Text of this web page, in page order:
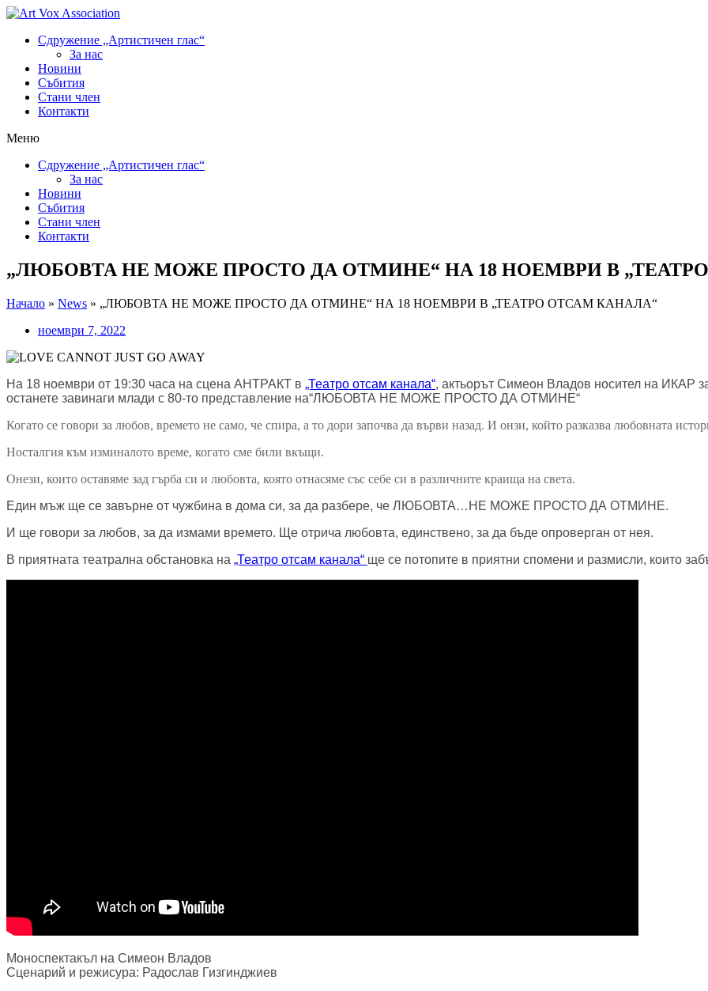
Сдружение „Артистичен глас“
За нас
Новини
Събития
Стани член
Контакти
Меню
Сдружение „Артистичен глас“
За нас
Новини
Събития
Стани член
Контакти
„ЛЮБОВТА НЕ МОЖЕ ПРОСТО ДА ОТМИНЕ“ НА 18 НОЕМВРИ В
Начало » News » „ЛЮБОВТА НЕ МОЖЕ ПРОСТО ДА ОТМИНЕ“ НА 18 НОЕМВРИ В „ТЕАТРО ОТСАМ КАНАЛА“
ноември 7, 2022
На 18 ноември от 19:30 часа на сцена АНТРАКТ в „Театро отсам канала“, актьорът Симеон Владов носител на ИКАР
останете завинаги млади с 80-то представление на“ЛЮБОВТА НЕ МОЖЕ ПРОСТО ДА ОТМИНЕ“
Когато се говори за любов, времето не само, че спира, а то дори започва да върви назад. И онзи, който разказва любовната
Носталгия към изминалото време, когато сме били вкъщи.
Онези, които оставяме зад гърба си и любовта, която отнасяме със себе си в различните краища на света.
Един мъж ще се завърне от чужбина в дома си, за да разбере, че ЛЮБОВТА…НЕ МОЖЕ ПРОСТО ДА ОТМИНЕ.
И ще говори за любов, за да измами времето. Ще отрича любовта, единствено, за да бъде опроверган от нея.
В приятната театрална обстановка на „Театро отсам канала“ ще се потопите в приятни спомени и размисли, които
Моноспектакъл на Симеон Владов
Сценарий и режисура: Радослав Гизгинджиев